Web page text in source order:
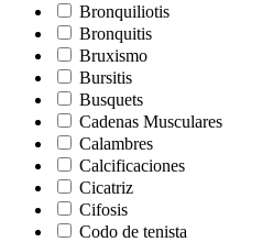
Bronquiliotis
Bronquitis
Bruxismo
Bursitis
Busquets
Cadenas Musculares
Calambres
Calcificaciones
Cicatriz
Cifosis
Codo de tenista